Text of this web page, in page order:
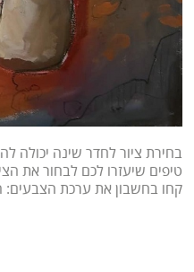
בחירת ציור לחדר שינה יכולה
טיפים שיעזרו לכם לבחור את
קחו בחשבון את ערכת הצבעים: